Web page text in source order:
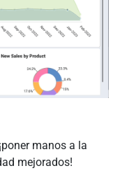
manos a la
mejorados!